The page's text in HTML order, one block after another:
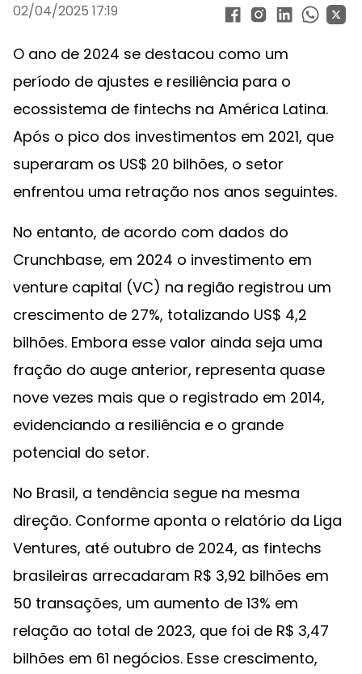
02/04/2025 17:19
O ano de 2024 se destacou como um
período de ajustes e resiliência para o
ecossistema de fintechs na América Latina.
Após o pico dos investimentos em 2021, que
superaram os US$ 20 bilhões, o setor
enfrentou uma retração nos anos seguintes.
No entanto, de acordo com dados do
Crunchbase, em 2024 o investimento em
venture capital (VC) na região registrou um
crescimento de 27%, totalizando US$ 4,2
bilhões. Embora esse valor ainda seja uma
fração do auge anterior, representa quase
nove vezes mais que o registrado em 2014,
evidenciando a resiliência e o grande
potencial do setor.
No Brasil, a tendência segue na mesma
direção. Conforme aponta o relatório da Liga
Ventures, até outubro de 2024, as fintechs
brasileiras arrecadaram R$ 3,92 bilhões em
50 transações, um aumento de 13% em
relação ao total de 2023, que foi de R$ 3,47
bilhões em 61 negócios. Esse crescimento,